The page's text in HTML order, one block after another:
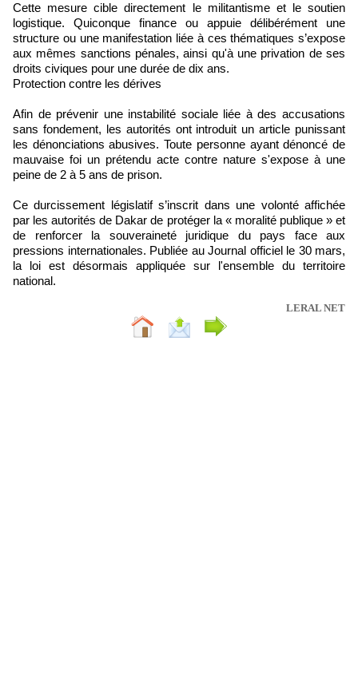
Cette mesure cible directement le militantisme et le soutien
logistique. Quiconque finance ou appuie délibérément une
structure ou une manifestation liée à ces thématiques s’expose
aux mêmes sanctions pénales, ainsi qu'à une privation de ses
droits civiques pour une durée de dix ans.
Protection contre les dérives
Afin de prévenir une instabilité sociale liée à des accusations
sans fondement, les autorités ont introduit un article punissant
les dénonciations abusives. Toute personne ayant dénoncé de
mauvaise foi un prétendu acte contre nature s'expose à une
peine de 2 à 5 ans de prison.
Ce durcissement législatif s’inscrit dans une volonté affichée
par les autorités de Dakar de protéger la « moralité publique » et
de renforcer la souveraineté juridique du pays face aux
pressions internationales. Publiée au Journal officiel le 30 mars,
la loi est désormais appliquée sur l'ensemble du territoire
national.
LERAL NET